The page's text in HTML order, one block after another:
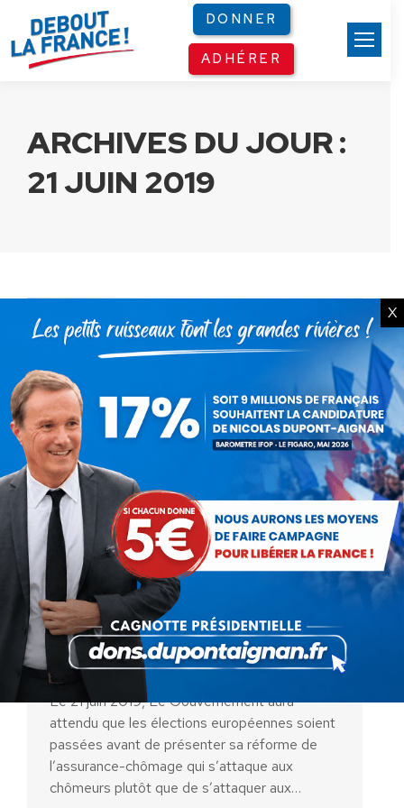
DONNER
ADHÉRER
ARCHIVES DU JOUR :
21 JUIN 2019
Réforme de l’assurance-
chômage : le Gouvernement
punit tous les chômeurs plutôt
que de lutter contre les
fraudeurs et créer des emplois
Actualités ParNicolas Dupont-Aignan
21 juin 2019
Le 21 juin 2019, Le Gouvernement aura
attendu que les élections européennes soient
passées avant de présenter sa réforme de
l’assurance-chômage qui s’attaque aux
chômeurs plutôt que de s’attaquer aux…
X
Panneau de gestion des cookies